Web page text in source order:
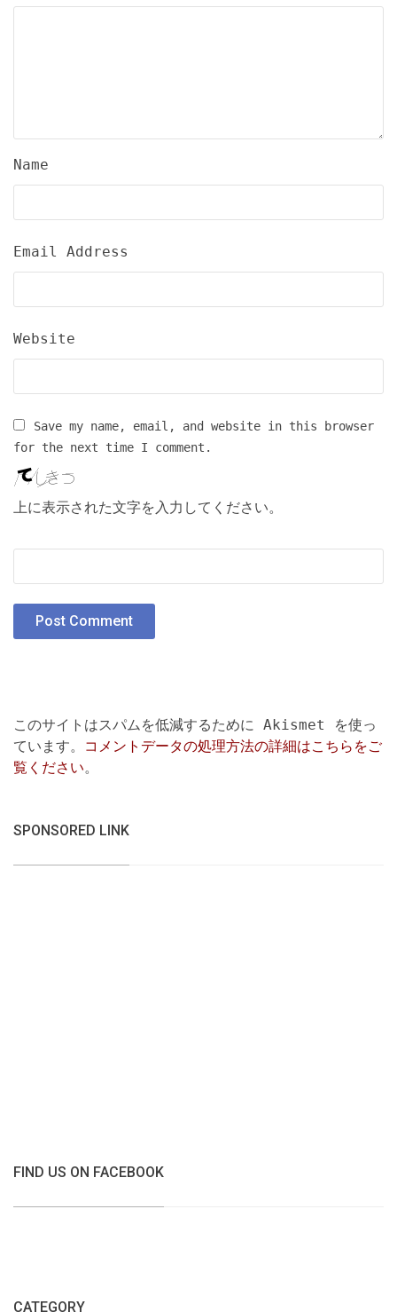
Name
Email Address
Website
Save my name, email, and website in this browser
for the next time I comment.
上に表示された文字を入力してください。
このサイトはスパムを低減するために Akismet を使っ
ています。
コメントデータの処理方法の詳細はこちらをご
覧ください。
SPONSORED LINK
FIND US ON FACEBOOK
CATEGORY